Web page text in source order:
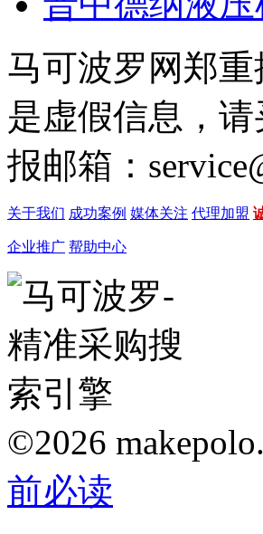
马可波罗网郑
是虚假信息，
报邮箱：
关于我们 成功案例 媒体关注 代理加盟
企业推广 帮助中心
©2026
前必读